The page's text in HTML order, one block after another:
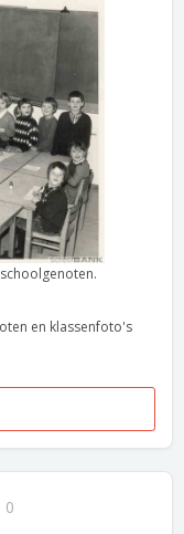
en klassenfoto's
0